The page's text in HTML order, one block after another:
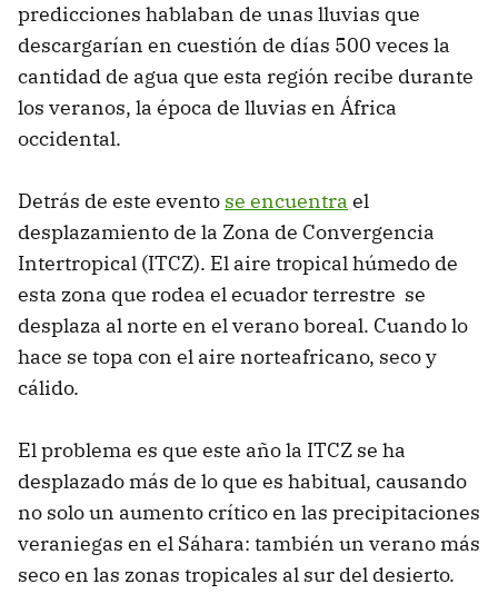
predicciones hablaban de unas lluvias que
descargarían en cuestión de días 500 veces la
cantidad de agua que esta región recibe durante
los veranos, la época de lluvias en África
occidental.
Detrás de este evento se encuentra el
desplazamiento de la Zona de Convergencia
Intertropical (ITCZ). El aire tropical húmedo de
esta zona que rodea el ecuador terrestre se
desplaza al norte en el verano boreal. Cuando lo
hace se topa con el aire norteafricano, seco y
cálido.
El problema es que este año la ITCZ se ha
desplazado más de lo que es habitual, causando
no solo un aumento crítico en las precipitaciones
veraniegas en el Sáhara: también un verano más
seco en las zonas tropicales al sur del desierto.